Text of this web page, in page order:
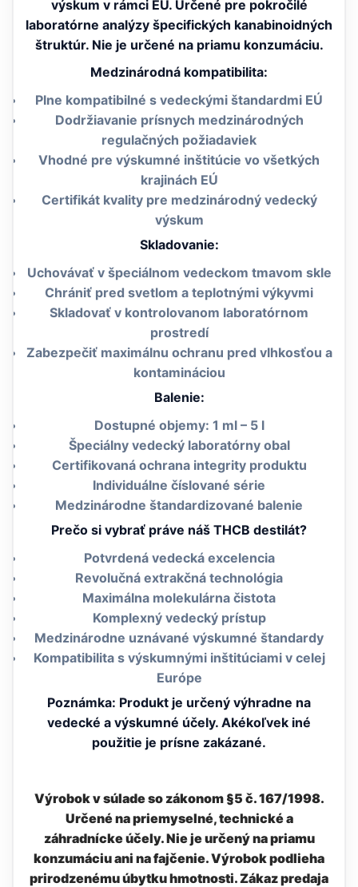
výskum v rámci EÚ. Určené pre pokročilé
laboratórne analýzy špecifických kanabinoidných
štruktúr. Nie je určené na priamu konzumáciu.
Medzinárodná kompatibilita:
Plne kompatibilné s vedeckými štandardmi EÚ
Dodržiavanie prísnych medzinárodných
regulačných požiadaviek
Vhodné pre výskumné inštitúcie vo všetkých
krajinách EÚ
Certifikát kvality pre medzinárodný vedecký
výskum
Skladovanie:
Uchovávať v špeciálnom vedeckom tmavom skle
Chrániť pred svetlom a teplotnými výkyvmi
Skladovať v kontrolovanom laboratórnom
prostredí
Zabezpečiť maximálnu ochranu pred vlhkosťou a
kontamináciou
Balenie:
Dostupné objemy: 1 ml – 5 l
Špeciálny vedecký laboratórny obal
Certifikovaná ochrana integrity produktu
Individuálne číslované série
Medzinárodne štandardizované balenie
Prečo si vybrať práve náš THCB destilát?
Potvrdená vedecká excelencia
Revolučná extrakčná technológia
Maximálna molekulárna čistota
Komplexný vedecký prístup
Medzinárodne uznávané výskumné štandardy
Kompatibilita s výskumnými inštitúciami v celej
Európe
Poznámka: Produkt je určený výhradne na
vedecké a výskumné účely. Akékoľvek iné
použitie je prísne zakázané.
Výrobok v súlade so zákonom §5 č. 167/1998.
Určené na priemyselné, technické a
záhradnícke účely. Nie je určený na priamu
konzumáciu ani na fajčenie. Výrobok podlieha
prirodzenému úbytku hmotnosti. Zákaz predaja